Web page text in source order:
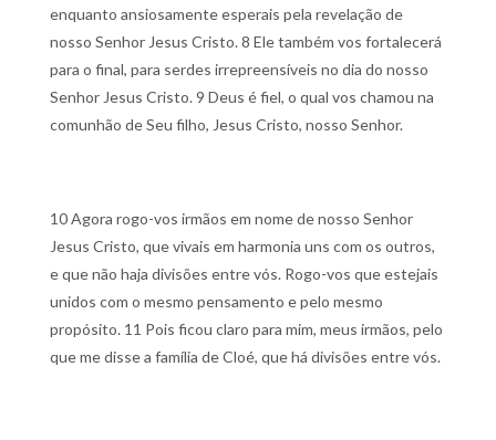
enquanto ansiosamente esperais pela revelação de
nosso Senhor Jesus Cristo.8 Ele também vos fortalecerá
para o final, para serdes irrepreensíveis no dia do nosso
Senhor Jesus Cristo.9 Deus é fiel, o qual vos chamou na
comunhão de Seu filho, Jesus Cristo, nosso Senhor.
10 Agora rogo-vos irmãos em nome de nosso Senhor
Jesus Cristo, que vivais em harmonia uns com os outros,
e que não haja divisões entre vós. Rogo-vos que estejais
unidos com o mesmo pensamento e pelo mesmo
propósito. 11 Pois ficou claro para mim, meus irmãos, pelo
que me disse a família de Cloé, que há divisões entre vós.